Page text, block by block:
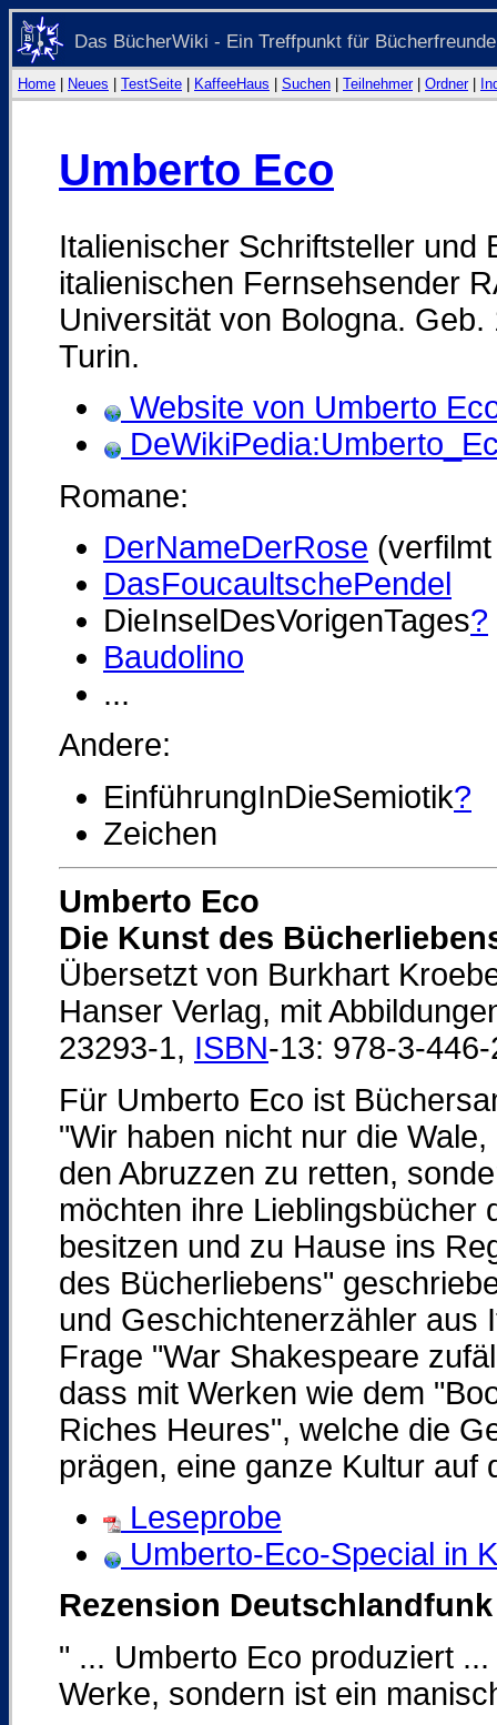
Das BücherWiki - Ein Treffpunkt für Bücherfreunde
Home Neues TestSeite KaffeeHaus Suchen Teilnehmer| Ordner|
Umberto Eco
Italienischer Schriftsteller und
italienischen Fernsehsender
Universität von Bologna.
Turin.
Website von Umberto
Romane:
DerNameDerRose
DasFoucaultschePendel
DieInselDesVorigenTages?
Baudolino
...
Andere:
EinführungInDieSemiotik?
Zeichen
Umberto Eco
Die Kunst des
Übersetzt von Burkhart
Hanser Verlag, mit
23293-1, ISBN-13: 978-3-
Für Umberto Eco ist
"Wir haben nicht nur die
den Abruzzen zu retten,
möchten ihre Lieblingsbücher
besitzen und zu Hause ins
des Bücherliebens"
und Geschichtenerzähler aus
Frage "War Shakespeare
dass mit Werken wie dem
Riches Heures", welche die
prägen, eine ganze Kultur auf
Leseprobe
Umberto-Eco-Special in
Rezension
" ... Umberto Eco produziert
Werke, sondern ist ein